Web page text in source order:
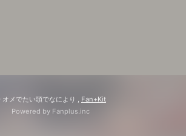
メでたい頭でなにより , Fan+Kit
Powered by Fanplus.inc